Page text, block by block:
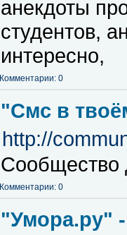
анекдоты
студентов,
интересно,
Комментарии: 0
"Смс в
http://
Сообщество
Комментарии: 0
"Умора.ру"